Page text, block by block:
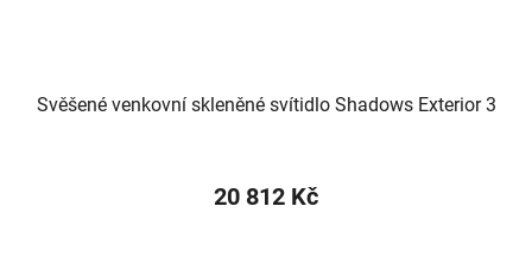
Svěšené venkovní skleněné svítidlo Shadows Exterior 3
20 812 Kč